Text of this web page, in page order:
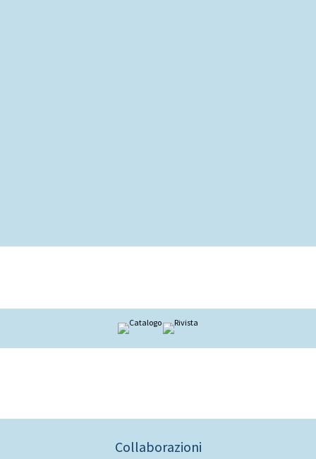
Collaborazioni